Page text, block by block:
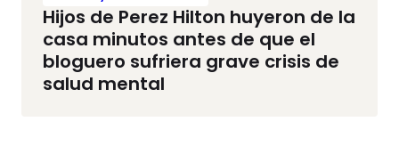
Hijos de Perez Hilton huyeron de la
casa minutos antes de que el
bloguero sufriera grave crisis de
salud mental